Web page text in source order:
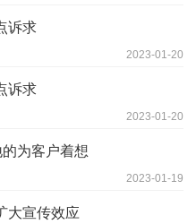
诉求
2023-01-20
诉求
2023-01-20
为客户着想
2023-01-19
大宣传效应